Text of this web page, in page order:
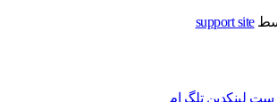
support site
لینکدین تلگرام